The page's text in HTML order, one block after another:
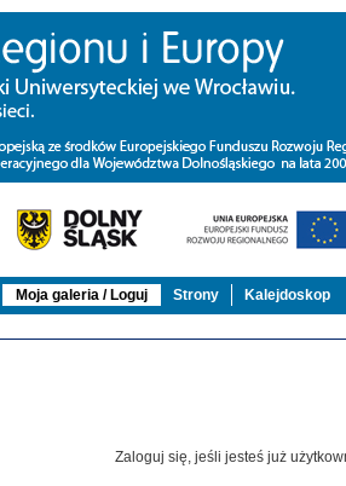
Moja galeria / Loguj Strony Kalejdoskop
Zaloguj się, jeśli jesteś już